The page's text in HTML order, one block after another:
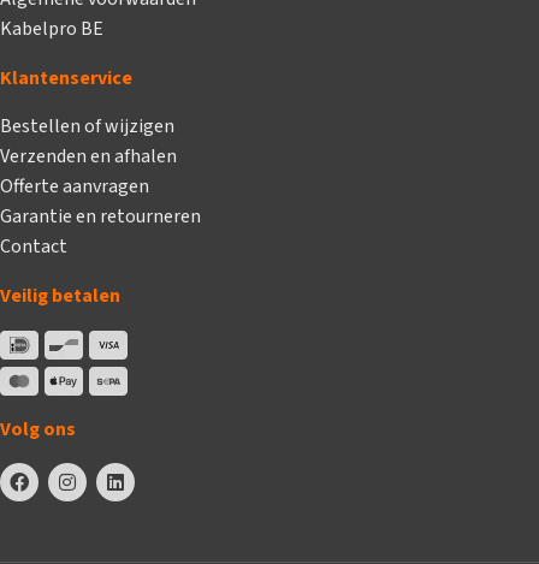
Kabelpro BE
Klantenservice
Bestellen of wijzigen
Verzenden en afhalen
Offerte aanvragen
Garantie en retourneren
Contact
Veilig betalen
Volg ons